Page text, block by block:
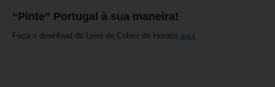
Premium
“Pinte” Portugal à sua maneira!
Faça o download do Livro de Colorir do Horatio aqui